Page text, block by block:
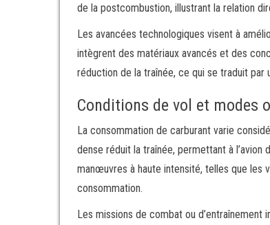
de la postcombustion, illustrant la relation
Les avancées technologiques visent à
intègrent des matériaux avancés et des
réduction de la traînée, ce qui se traduit par
Conditions de vol et modes
La consommation de carburant varie
dense réduit la traînée, permettant à
manœuvres à haute intensité, telles que les
consommation.
Les missions de combat ou d’entraînement